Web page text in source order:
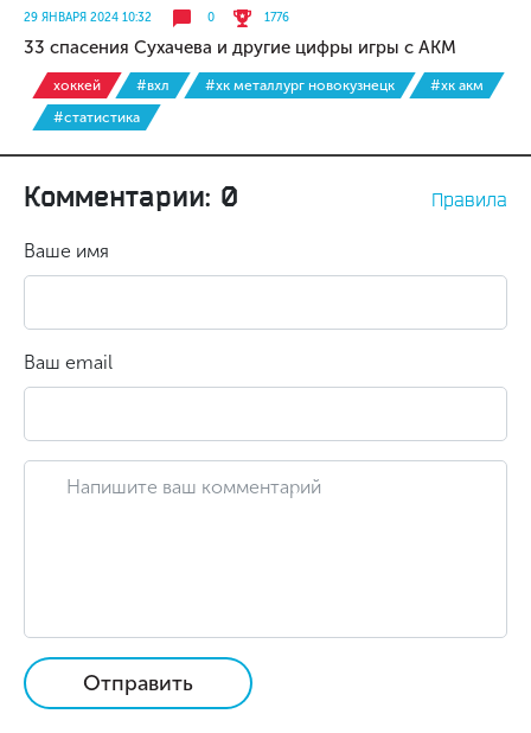
29 ЯНВАРЯ 2024 10:32 0 1776
33 спасения Сухачева и другие цифры игры с АКМ
хоккей #вхл #хк металлург новокузнецк
#хк акм
#статистика
Комментарии: 0 Правила
Ваше имя
Ваш email
Отправить